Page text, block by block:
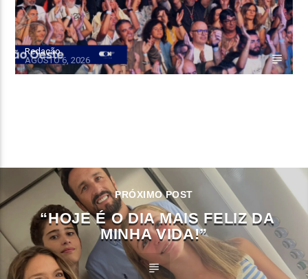
Redação
AGOSTO 6, 2026
PRÓXIMO POST
“HOJE É O DIA MAIS FELIZ DA
MINHA VIDA!”